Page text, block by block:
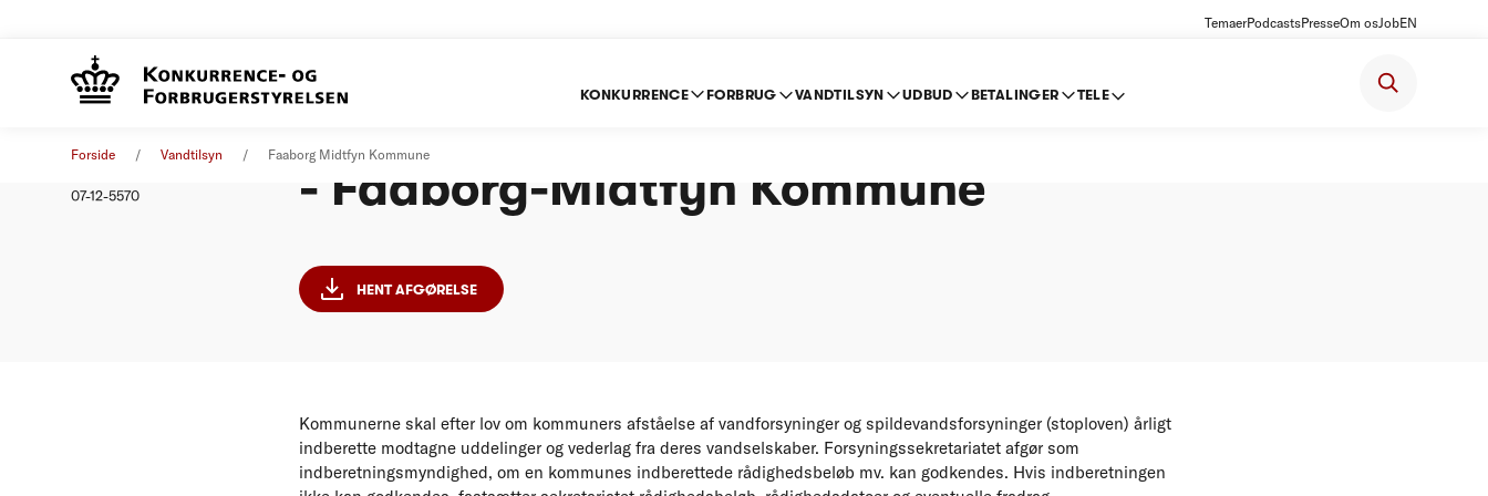
TemaerPodcastsPresseOm osJobEN
KONKURRENCE FORBRUG VANDTILSYN UDBUD BETALINGER TELE
Forside Vandtilsyn Faaborg Midtfyn Kommune
07-12-5570
- Faaborg-Midtfyn Kommune
HENT AFGØRELSE
Kommunerne skal efter lov om kommuners afståelse af vandforsyninger og spildevandsforsyninger (stoploven) årligt
indberette modtagne uddelinger og vederlag fra deres vandselskaber. Forsyningssekretariatet afgør som
indberetningsmyndighed, om en kommunes indberettede rådighedsbeløb mv. kan godkendes. Hvis indberetningen